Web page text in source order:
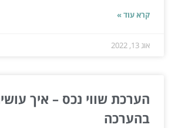
קרא עוד »
אוג 13, 2022
הערכת שווי נכס – איך
בהערכה